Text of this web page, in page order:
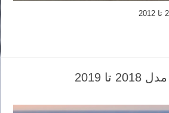
تا 2019